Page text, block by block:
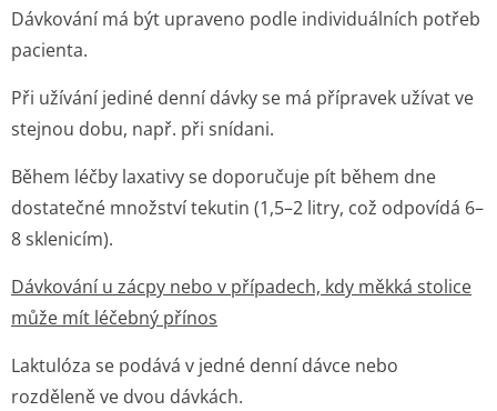
Dávkování má být upraveno podle individuálních potřeb
pacienta.
Při užívání jediné denní dávky se má přípravek užívat ve
stejnou dobu, např. při snídani.
Během léčby laxativy se doporučuje pít během dne
dostatečné množství tekutin (1,5–2 litry, což odpovídá 6–
8 sklenicím).
Dávkování u zácpy nebo v případech, kdy měkká stolice
může mít léčebný přínos
Laktulóza se podává v jedné denní dávce nebo
rozděleně ve dvou dávkách.